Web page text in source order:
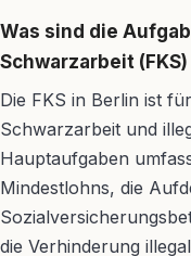
Was sind die
Schwarzarbeit
Die FKS in Berlin ist
Schwarzarbeit und
Hauptaufgaben
Mindestlohns, die
die Verhinderung